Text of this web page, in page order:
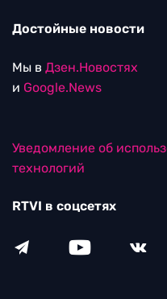
Достойные новости
Мы в Дзен.Новостях
и Google.News
Уведомление об
технологий
RTVI в соцсетях